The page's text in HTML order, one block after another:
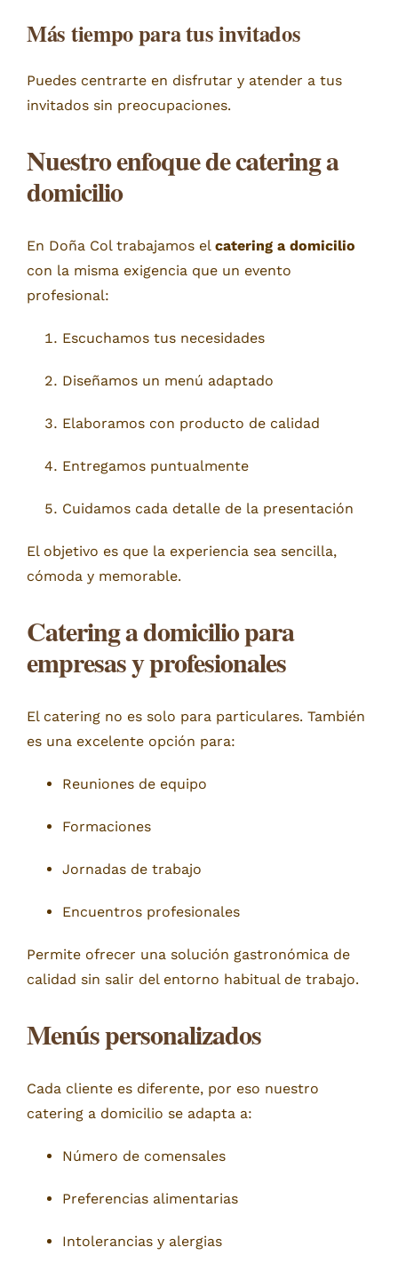
Más tiempo para tus invitados
Puedes centrarte en disfrutar y atender a tus
invitados sin preocupaciones.
Nuestro enfoque de catering a
domicilio
En Doña Col trabajamos el catering a domicilio
con la misma exigencia que un evento
profesional:
Escuchamos tus necesidades
Diseñamos un menú adaptado
Elaboramos con producto de calidad
Entregamos puntualmente
Cuidamos cada detalle de la presentación
El objetivo es que la experiencia sea sencilla,
cómoda y memorable.
Catering a domicilio para
empresas y profesionales
El catering no es solo para particulares. También
es una excelente opción para:
Reuniones de equipo
Formaciones
Jornadas de trabajo
Encuentros profesionales
Permite ofrecer una solución gastronómica de
calidad sin salir del entorno habitual de trabajo.
Menús personalizados
Cada cliente es diferente, por eso nuestro
catering a domicilio se adapta a:
Número de comensales
Preferencias alimentarias
Intolerancias y alergias